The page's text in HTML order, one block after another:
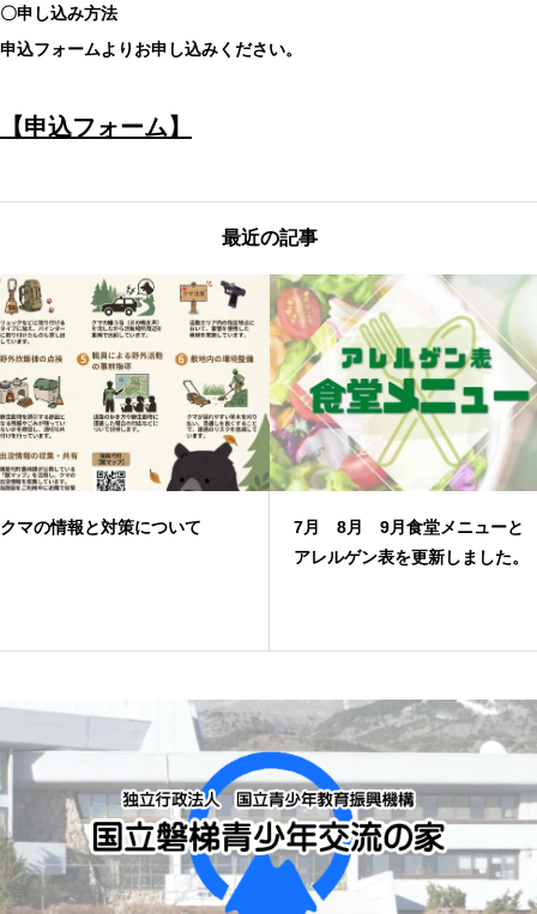
〇申し込み方法
申込フォームよりお申し込みください。
【申込フォーム】
最近の記事
7月 8月 9月食堂メニューと
アレルゲン表を更新しました。
令和９年度一般予
ついて